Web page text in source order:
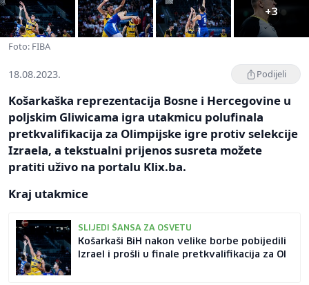
+3
Foto: FIBA
18.08.2023. Podijeli
Košarkaška reprezentacija Bosne i Hercegovine u
poljskim Gliwicama igra utakmicu polufinala
pretkvalifikacija za Olimpijske igre protiv selekcije
Izraela, a tekstualni prijenos susreta možete
pratiti uživo na portalu Klix.ba.
Kraj utakmice
SLIJEDI ŠANSA ZA OSVETU
Košarkaši BiH nakon velike borbe pobijedili
Izrael i prošli u finale pretkvalifikacija za OI